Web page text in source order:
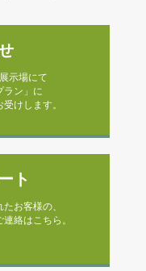
示場にて
ラン」に
けします。
ト
お客様の、
絡はこちら。